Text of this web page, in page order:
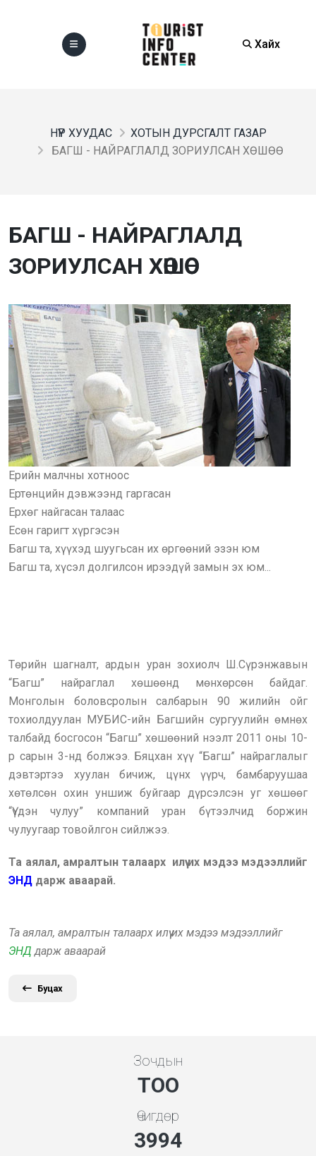
Хайх
НҮҮР ХУУДАС
ХОТЫН ДУРСГАЛТ ГАЗАР
БАГШ - НАЙРАГЛАЛД ЗОРИУЛСАН ХӨШӨӨ
БАГШ - НАЙРАГЛАЛД
ЗОРИУЛСАН ХӨШӨӨ
Ерийн малчны хотноос
Ертөнцийн дэвжээнд гаргасан
Ерхөг найгасан талаас
Есөн гаригт хүргэсэн
Багш та, хүүхэд шуугьсан их өргөөний эзэн юм
Багш та, хүсэл долгилсон ирээдүй замын эх юм...
Төрийн шагналт, ардын уран зохиолч Ш.Сүрэнжавын
“Багш” найраглал хөшөөнд мөнхөрсөн байдаг.
Монголын боловсролын салбарын 90 жилийн ойг
тохиолдуулан МУБИС-ийн Багшийн сургуулийн өмнөх
талбайд босгосон “Багш” хөшөөний нээлт 2011 оны 10-
р сарын 3-нд болжээ. Бяцхан хүү “Багш” найраглалыг
дэвтэртээ хуулан бичиж, цүнх үүрч, бамбаруушаа
хөтөлсөн охин уншиж буйгаар дүрсэлсэн уг хөшөөг
“Үүдэн чулуу” компаний уран бүтээлчид боржин
чулуугаар товойлгон сийлжээ.
Та аялал, амралтын талаарх илүү их мэдээ мэдээллийг
ЭНД дарж аваарай.
Та аялал, амралтын талаарх илүү их мэдээ мэдээллийг
ЭНД дарж аваарай
Буцах
Зочдын
ТОО
Өчигдөр
4279